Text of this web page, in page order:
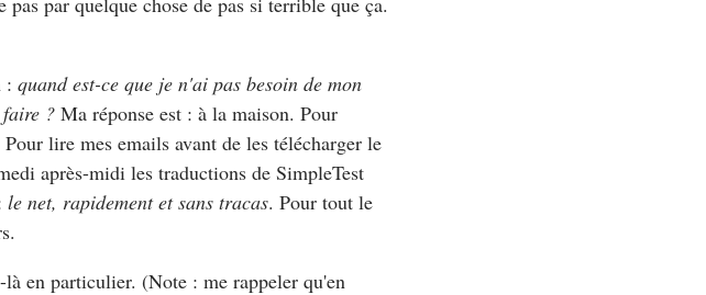
: quand est-ce que je n'ai pas besoin de mon
? Ma réponse est : à la maison. Pour
lire mes emails avant de les télécharger le
après-midi les traductions de SimpleTest
le net, rapidement et sans tracas. Pour tout le
en particulier. (Note : me rappeler qu'en